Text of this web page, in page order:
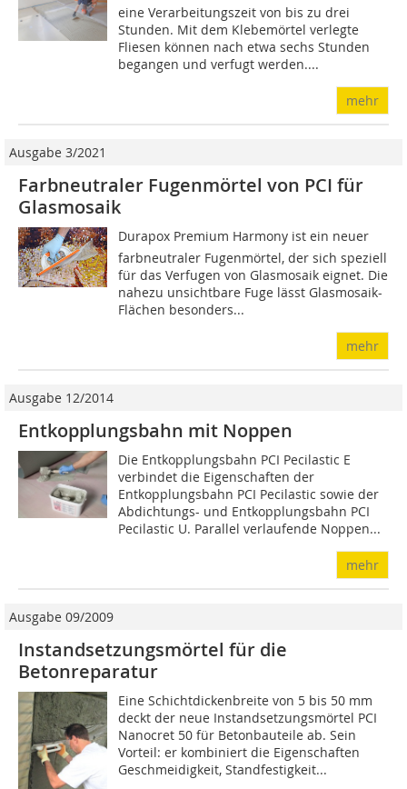
eine Verarbeitungszeit von bis zu drei
Stunden. Mit dem Klebemörtel verlegte
Fliesen können nach etwa sechs Stunden
begangen und verfugt werden....
mehr
Ausgabe 3/2021
Farbneutraler Fugenmörtel von PCI für
Glasmosaik
Durapox Premium Harmony ist ein neuer
farbneutraler Fugenmörtel, der sich speziell
für das Verfugen von Glasmosaik eignet. Die
nahezu unsichtbare Fuge lässt Glasmosaik-
Flächen besonders...
mehr
Ausgabe 12/2014
Entkopplungsbahn mit Noppen
Die Entkopplungsbahn PCI Pecilastic E
verbindet die Eigenschaften der
Entkopplungsbahn PCI Pecilastic sowie der
Abdichtungs- und Entkopplungsbahn PCI
Pecilastic U. Parallel verlaufende Noppen...
mehr
Ausgabe 09/2009
Instandsetzungsmörtel für die
Betonreparatur
Eine Schichtdickenbreite von 5 bis 50 mm
deckt der neue Instandsetzungsmörtel PCI
Nanocret 50 für Betonbauteile ab. Sein
Vorteil: er kombiniert die Eigenschaften
Geschmeidigkeit, Standfestigkeit...